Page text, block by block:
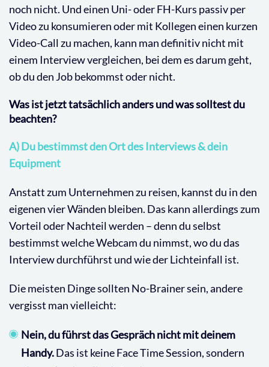
noch nicht. Und einen Uni- oder FH-Kurs passiv per
Video zu konsumieren oder mit Kollegen einen kurzen
Video-Call zu machen, kann man definitiv nicht mit
einem Interview vergleichen, bei dem es darum geht,
ob du den Job bekommst oder nicht.
Was ist jetzt tatsächlich anders und was solltest du
beachten?
A) Du bestimmst den Ort des Interviews & dein
Equipment
Anstatt zum Unternehmen zu reisen, kannst du in den
eigenen vier Wänden bleiben. Das kann allerdings zum
Vorteil oder Nachteil werden – denn du selbst
bestimmst welche Webcam du nimmst, wo du das
Interview durchführst und wie der Lichteinfall ist.
Die meisten Dinge sollten No-Brainer sein, andere
vergisst man vielleicht:
Nein, du führst das Gespräch nicht mit deinem
Handy.Das ist keine Face Time Session, sondern